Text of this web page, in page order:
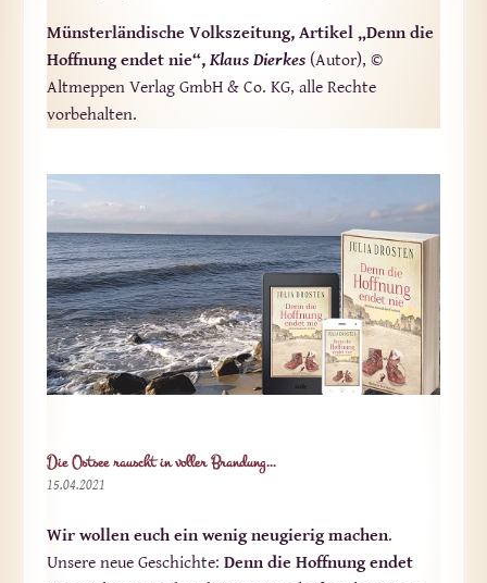
Münsterländische Volkszeitung, Artikel „Denn die
Hoffnung endet nie“, Klaus Dierkes (Autor), ©
Altmeppen Verlag GmbH & Co. KG, alle Rechte
vorbehalten.
Die Ostsee rauscht in voller Brandung…
15.04.2021
Wir wollen euch ein wenig neugierig machen.
Unsere neue Geschichte:Denn die Hoffnung endet